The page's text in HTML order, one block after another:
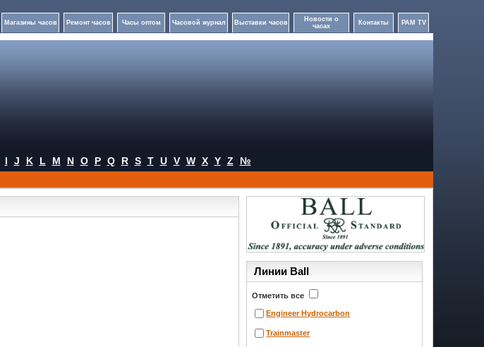
Магазины часов Ремонт часов Часы оптом Часовой журнал Выставки часов
Новости о
часах
Контакты PAM TV
I J K L M N O P Q R S T U V W X Y Z №
Линии Ball
Отметить все
Engineer Hydrocarbon
Trainmaster